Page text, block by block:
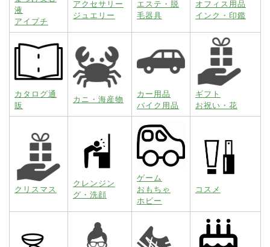
液
アイプチ
アクセサリー
ジュエリー
エステ・脱
毛器具
オフィス用品
インク・印鑑
カタログ通
販
カニ・海産物
カー用品
バイク用品
ギフト
お祝い・花
クリスマス
クレンジン
グ・洗顔
ゲーム
おもちゃ
ホビー
コスメ